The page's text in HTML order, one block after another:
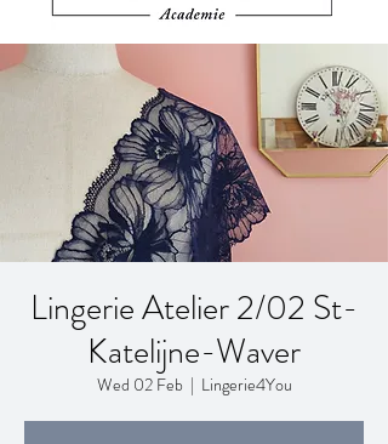
Lingerie Atelier 2/02 St-
Katelijne-Waver
Wed 02 Feb
  |
Lingerie4You